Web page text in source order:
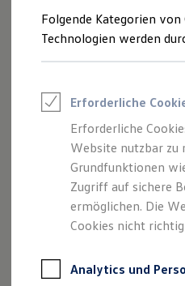
Saisonangebote
Reifenpakete
Leasing
Leasing-
Elektroauto
Kleinwagen-
Leasing ohne
Finanzierung
Autokredit mit
Versicherungen und
Kfz-
Garantien
Professional
Impressum
Folgende Kategorien
Technologien werden
Erforderliche
Erforderliche
Website nutzbar zu
Grundfunktionen
Zugriff auf sichere
ermöglichen. Die
Cookies nicht
Analytics und